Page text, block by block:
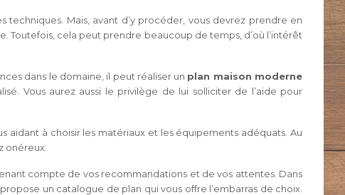
techniques. Mais, avant d’y procéder, vous devrez prendre en
cela peut prendre beaucoup de temps, d’où l’intérêt
dans le domaine, il peut réaliser un plan maison moderne
Vous aurez aussi le privilège de lui solliciter de l’aide pour
aidant à choisir les matériaux et les équipements adéquats. Au
onéreux.
compte de vos recommandations et de vos attentes. Dans
un catalogue de plan qui vous offre l’embarras de choix.